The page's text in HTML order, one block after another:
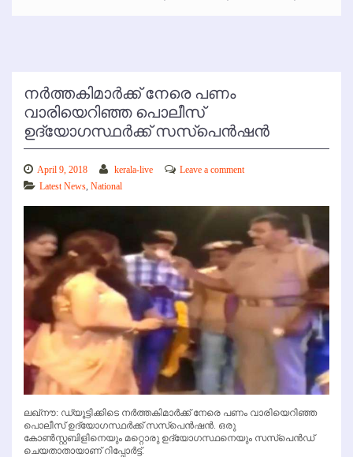
നര്‍ത്തകിമാര്‍ക്ക് നേരെ പണം
വാരിയെറിഞ്ഞ പൊലീസ്
ഉദ്യോഗസ്ഥര്‍ക്ക് സസ്‌പെന്‍ഷന്‍
April 9, 2018 kerala-live
Leave a comment
Latest News National
ലഖ്‌നൗ: ഡ്യൂട്ടിക്കിടെ നര്‍ത്തകിമാര്‍ക്ക് നേരെ പണം വാരിയെറിഞ്ഞ
പൊലീസ് ഉദ്യോഗസ്ഥര്‍ക്ക് സസ്‌പെന്‍ഷന്‍. ഒരു
കോണ്‍സ്റ്റബിളിനെയും മറ്റൊരു ഉദ്യോഗസ്ഥനെയും സസ്‌പെന്‍ഡ്
ചെയതാതായാണ് റിപ്പോര്‍ട്ട്.